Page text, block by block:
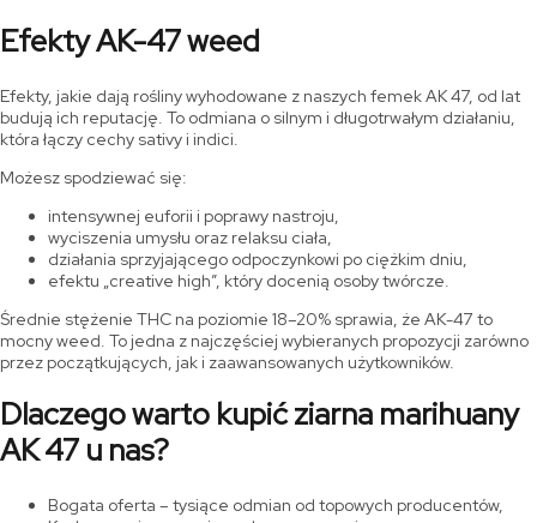
Efekty AK-47 weed
Efekty, jakie dają rośliny wyhodowane z naszych femek AK 47, od lat
budują ich reputację. To odmiana o silnym i długotrwałym działaniu,
która łączy cechy sativy i indici.
Możesz spodziewać się:
intensywnej euforii i poprawy nastroju,
wyciszenia umysłu oraz relaksu ciała,
działania sprzyjającego odpoczynkowi po ciężkim dniu,
efektu „creative high”, który docenią osoby twórcze.
Średnie stężenie THC na poziomie 18–20% sprawia, że AK-47 to
mocny weed. To jedna z najczęściej wybieranych propozycji zarówno
przez początkujących, jak i zaawansowanych użytkowników.
Dlaczego warto kupić ziarna marihuany
AK 47 u nas?
Bogata oferta – tysiące odmian od topowych producentów,